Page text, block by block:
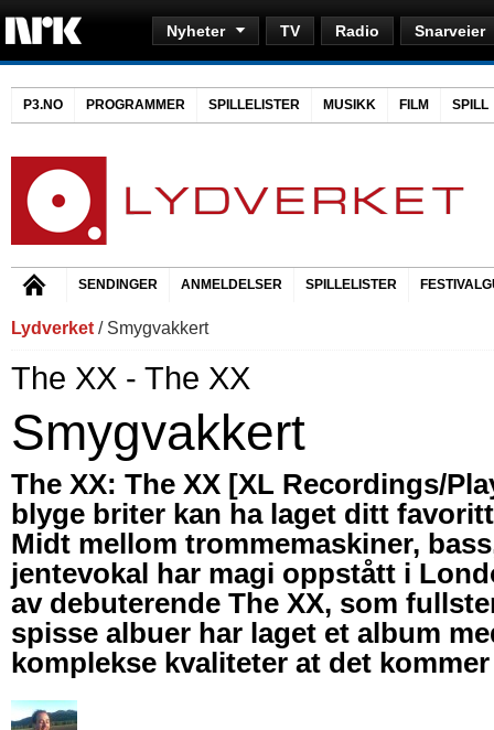
Nyheter TV Radio Snarveier
P3.NO PROGRAMMER SPILLELISTER MUSIKK FILM SPILL
SENDINGER ANMELDELSER SPILLELISTER
Lydverket / Smygvakkert
The XX - The XX
Smygvakkert
The XX: The XX [XL Recordings/
blyge briter kan ha laget ditt
Midt mellom trommemaskiner,
jentevokal har magi oppstått i
av debuterende The XX, som
spisse albuer har laget et album
komplekse kvaliteter at det